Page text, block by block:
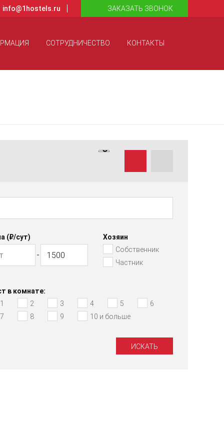
info@1hostels.ru ЗАКАЗАТЬ ЗВОНОК
СОТРУДНИЧЕСТВО КОНТАКТЫ
(₽/cут)
Хозяин
Собственник
Частник
в комнате:
1
2 3 4 5
6
7
8 9 10 и больше